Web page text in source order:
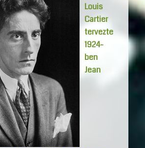
Louis
Cartier
tervezte
1924-
ben
Jean